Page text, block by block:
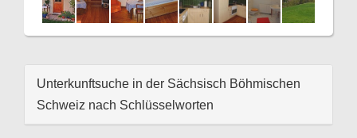
Unterkunftsuche in der Sächsisch Böhmischen
Schweiz nach Schlüsselworten